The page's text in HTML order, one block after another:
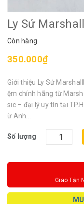
Ly Sứ Marshall
Còn hàng
350.000₫
Giới thiệu Ly Sứ
ệm chính hãng từ
sic – đại lý uy tín tại
ừ Anh...
Số lượng
Giao Tận